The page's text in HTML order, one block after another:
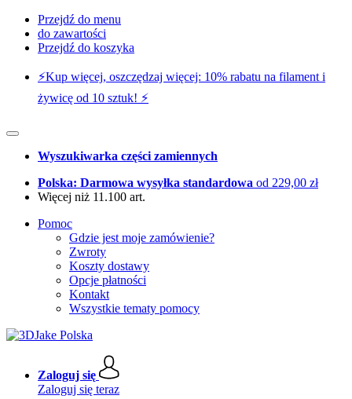
Przejdź do menu
do zawartości
Przejdź do koszyka
⚡️Kup więcej, oszczędzaj więcej: 10% rabatu na filament i
żywicę od 10 sztuk! ⚡️
Wyszukiwarka części zamiennych
Polska: Darmowa wysyłka standardowa od 229,00 zł
Więcej niż 11.100 art.
Pomoc
Gdzie jest moje zamówienie?
Zwroty
Koszty dostawy
Opcje płatności
Kontakt
Wszystkie tematy pomocy
Zaloguj się
Zaloguj się teraz